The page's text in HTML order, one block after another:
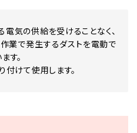
気の供給を受けることなく、
業で発生するダストを電動で
す。
付けて使用します。